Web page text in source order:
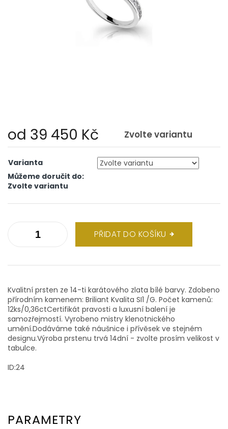
od 39 450 Kč Zvolte variantu
cena:
Varianta
Můžeme doručit do:
Zvolte variantu
PŘIDAT DO KOŠÍKU
Kvalitní prsten ze 14-ti karátového zlata bílé barvy. Zdobeno
přírodním kamenem: Briliant Kvalita SI1 /G. Počet kamenů:
12ks/0,36ctCertifikát pravosti a luxusní balení je
samozřejmostí. Vyrobeno mistry klenotnického
umění.Dodáváme také náušnice i přívěsek ve stejném
designu.Výroba prstenu trvá 14dní - zvolte prosím velikost v
tabulce.
ID:24
PARAMETRY